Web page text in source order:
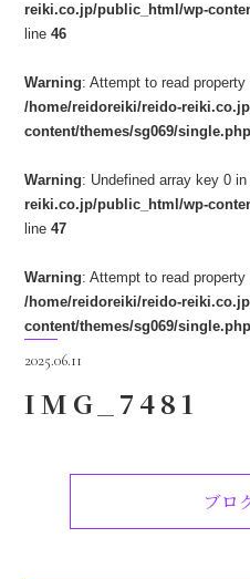
reiki.co.jp/public_html/wp-
line46
Warning: Attempt to read
/home/reidoreiki/reido-
content/themes/sg069/single.php
Warning: Undefined array key 0
reiki.co.jp/public_html/wp-
line47
Warning: Attempt to read
/home/reidoreiki/reido-
content/themes/sg069/single.php
2025.06.11
IMG_7481
ブロ